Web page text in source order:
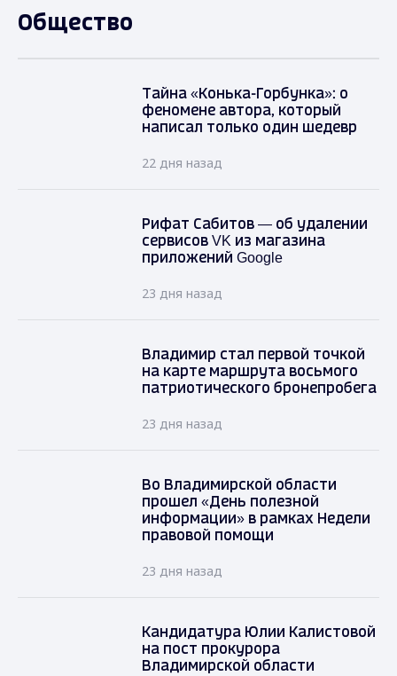
Общество
Тайна «Конька-Горбунка»: о
феномене автора, который
написал только один шедевр
22 дня назад
Рифат Сабитов — об удалении
сервисов VK из магазина
приложений Google
23 дня назад
Владимир стал первой точкой
на карте маршрута восьмого
патриотического бронепробега
23 дня назад
Во Владимирской области
прошел «День полезной
информации» в рамках Недели
правовой помощи
23 дня назад
Кандидатура Юлии Калистовой
на пост прокурора
Владимирской области